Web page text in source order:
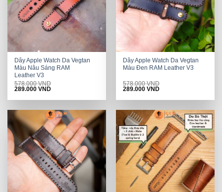
Dây Apple Watch Da Vegtan
Màu Nâu Sáng RAM
Leather V3
578.000VND
Original
was:
289.000VNDCurrent
is:
Dây Apple Watch Da Vegtan
Màu Đen RAM Leather V3
578.000VND
Original
was:
289.000VNDCurrent
is: